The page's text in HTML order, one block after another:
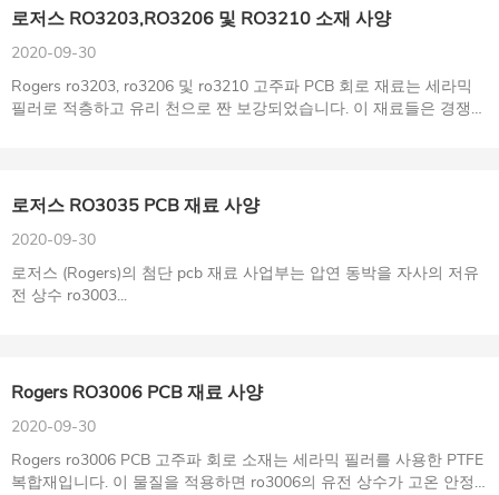
로저스 RO3203,RO3206 및 RO3210 소재 사양
2020-09-30
Rogers ro3203, ro3206 및 ro3210 고주파 PCB 회로 재료는 세라믹
필러로 적층하고 유리 천으로 짠 보강되었습니다. 이 재료들은 경쟁력
로저스 RO3035 PCB 재료 사양
2020-09-30
로저스 (Rogers)의 첨단 pcb 재료 사업부는 압연 동박을 자사의 저유
전 상수 ro3003...
Rogers RO3006 PCB 재료 사양
2020-09-30
Rogers ro3006 PCB 고주파 회로 소재는 세라믹 필러를 사용한 PTFE
복합재입니다. 이 물질을 적용하면 ro3006의 유전 상수가 고온 안정